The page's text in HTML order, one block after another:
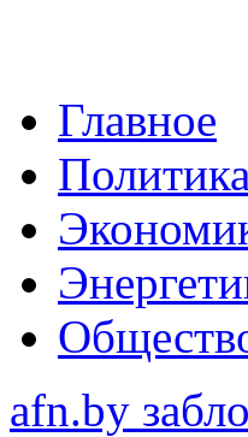
Главное
Политика
afn.by